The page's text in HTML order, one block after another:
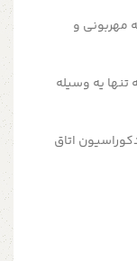
مهربونی و
یه وسیله
اتاق